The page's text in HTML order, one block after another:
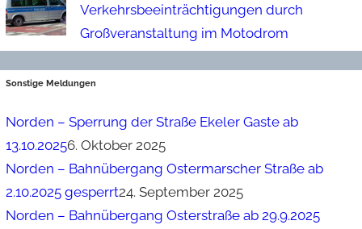
Verkehrsbeeinträchtigungen durch
Großveranstaltung im Motodrom
Sonstige Meldungen
Norden – Sperrung der Straße Ekeler Gaste ab
13.10.20256. Oktober 2025
Norden – Bahnübergang Ostermarscher Straße ab
2.10.2025 gesperrt24. September 2025
Norden – Bahnübergang Osterstraße ab 29.9.2025